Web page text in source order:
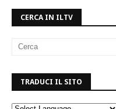
CERCA IN ILTV
TRADUCI IL SITO